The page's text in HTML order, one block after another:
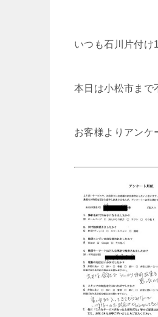
いつも石川片付け
本日は小松市まで
お客様よりアンケ